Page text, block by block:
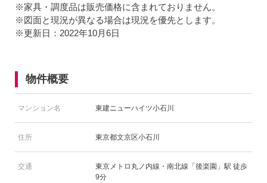
※家具・調度品は販売価格に含まれておりません。
※図面と現況が異なる場合は現況を優先とします。
※更新日：2022年10月6日
物件概要
マンション名 東建ニューハイツ小石川
住所 東京都文京区小石川
交通
東京メトロ丸ノ内線・南北線「後楽園」駅 徒歩
9分